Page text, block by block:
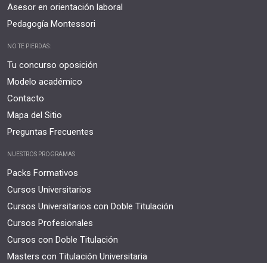
Asesor en orientación laboral
Pedagogía Montessori
NO TE PIERDAS:
Tu concurso oposición
Modelo académico
Contacto
Mapa del Sitio
Preguntas Frecuentes
NUESTROS PROGRAMAS
Packs Formativos
Cursos Universitarios
Cursos Universitarios con Doble Titulación
Cursos Profesionales
Cursos con Doble Titulación
Masters con Titulación Universitaria